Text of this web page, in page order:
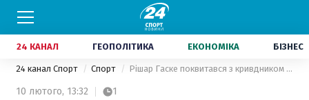
24 КАНАЛ ГЕОПОЛІТИКА ЕКОНОМІКА БІЗНЕС
24 канал Спорт Спорт Рішар Гаске поквитався з кривдником Сергія Стаховського
10 лютого, 13:32 1